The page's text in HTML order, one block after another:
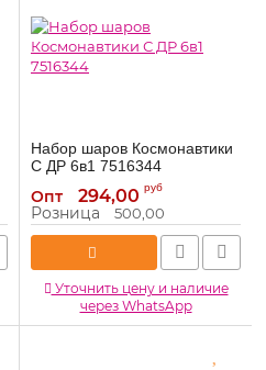
Набор шаров Космонавтики
С ДР 6в1 7516344
Артикул: 7516344
Опт 294,00 руб
Розница 500,00
Уточнить цену и наличие
через WhatsApp